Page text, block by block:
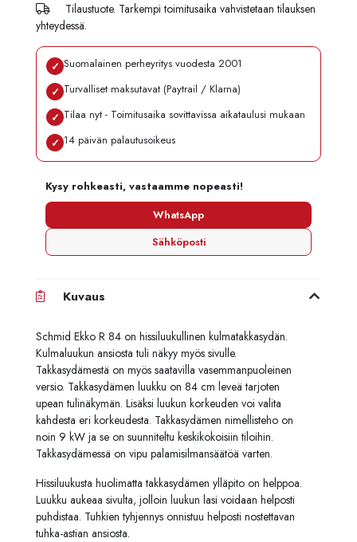
Tilaustuote. Tarkempi toimitusaika vahvistetaan tilauksen
yhteydessä.
✓ Suomalainen perheyritys vuodesta 2001
✓ Turvalliset maksutavat (Paytrail / Klarna)
✓ Tilaa nyt - Toimitusaika sovittavissa aikataulusi mukaan
✓ 14 päivän palautusoikeus
Kysy rohkeasti, vastaamme nopeasti!
WhatsApp
Sähköposti
Kuvaus
Schmid Ekko R 84 on hissiluukullinen kulmatakkasydän.
Kulmaluukun ansiosta tuli näkyy myös sivulle.
Takkasydämestä on myös saatavilla vasemmanpuoleinen
versio. Takkasydämen luukku on 84 cm leveä tarjoten
upean tulinäkymän. Lisäksi luukun korkeuden voi valita
kahdesta eri korkeudesta. Takkasydämen nimellisteho on
noin 9 kW ja se on suunniteltu keskikokoisiin tiloihin.
Takkasydämessä on vipu palamisilmansäätöä varten.
Hissiluukusta huolimatta takkasydämen ylläpito on helppoa.
Luukku aukeaa sivulta, jolloin luukun lasi voidaan helposti
puhdistaa. Tuhkien tyhjennys onnistuu helposti nostettavan
tuhka-astian ansiosta.